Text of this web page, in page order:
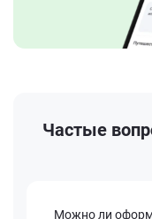
Частые
Можно ли